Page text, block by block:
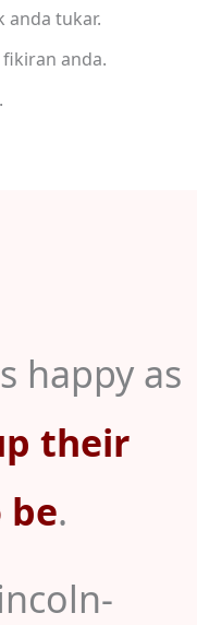
anda tukar.
anda.
happy as
their
be.